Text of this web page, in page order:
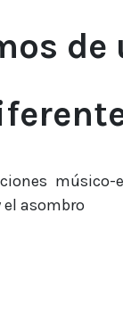
de
músico-
asombro